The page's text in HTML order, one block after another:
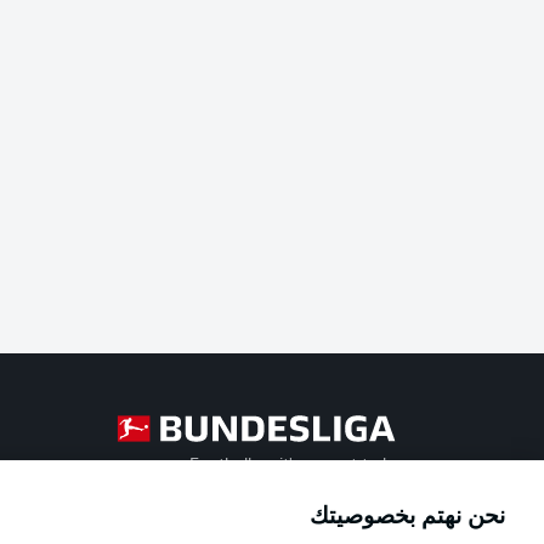
Football as it's meant to be
Official Partners
نحن نهتم بخصوصيتك